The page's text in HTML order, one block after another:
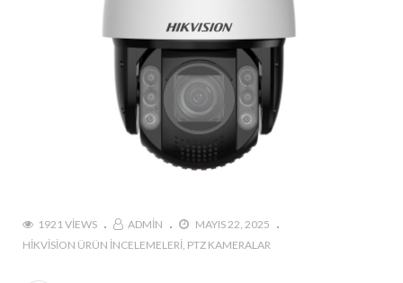
1921 VIEWS ADMIN
MAYIS 22, 2025
HIKVISION ÜRÜN İNCELEMELERI PTZ KAMERALAR